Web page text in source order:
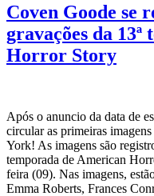
Coven Goode se
gravações da
Horror Story
Após o anuncio da data de
circular as primeiras
York! As imagens são
temporada de American
feira (09). Nas imagens,
Emma Roberts, Frances